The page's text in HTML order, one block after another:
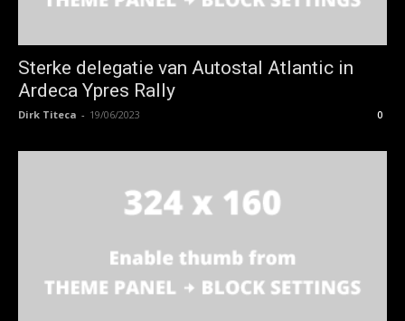
Sterke delegatie van Autostal Atlantic in
Ardeca Ypres Rally
Dirk Titeca - 19/06/2023 0